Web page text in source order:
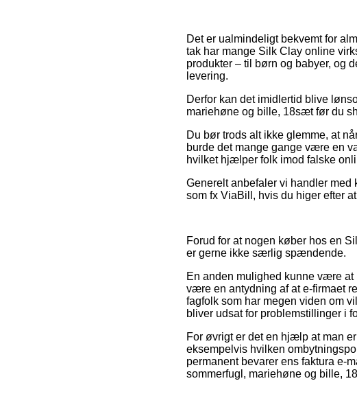
Det er ualmindeligt bekvemt for
tak har mange Silk Clay online
produkter – til børn og babyer, og
levering.
Derfor kan det imidlertid blive
mariehøne og bille, 18sæt før du
Du bør trods alt ikke glemme, at
burde det mange gange være en
hvilket hjælper folk imod falske
Generelt anbefaler vi handler med
som fx ViaBill, hvis du higer efter
Forud for at nogen køber hos en
er gerne ikke særlig spændende.
En anden mulighed kunne være
være en antydning af at e-firmaet
fagfolk som har megen viden om
bliver udsat for problemstillinger i
For øvrigt er det en hjælp at man
eksempelvis hvilken
permanent bevarer ens faktura e-
sommerfugl, mariehøne og bille,